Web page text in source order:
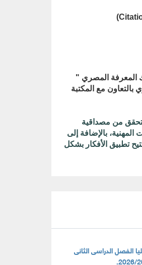
المعرفة المصري "
مع المكتبة
من مصداقية
بالإضافة إلى
تطبيق الأفكار بشكل
الفصل الدراسى الثانى